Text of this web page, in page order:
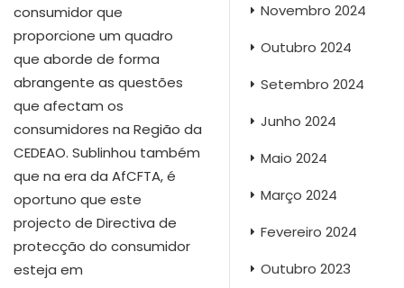
consumidor que
proporcione um quadro
que aborde de forma
abrangente as questões
que afectam os
consumidores na Região da
CEDEAO. Sublinhou também
que na era da AfCFTA, é
oportuno que este
projecto de Directiva de
protecção do consumidor
esteja em
Novembro 2024
Outubro 2024
Setembro 2024
Junho 2024
Maio 2024
Março 2024
Fevereiro 2024
Outubro 2023